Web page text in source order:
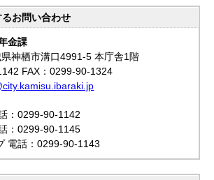
お問い合わせ
金課
神栖市溝口4991-5 本庁舎1階
FAX：0299-90-1324
：0299-90-1142
：0299-90-1145
電話：0299-90-1143